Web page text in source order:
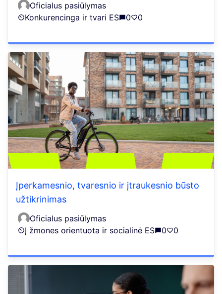
Oficialus pasiūlymas
Konkurencinga ir tvari ES
0 0
Įperkamesnio, tvaresnio ir įtraukesnio būsto
užtikrinimas
Oficialus pasiūlymas
Į žmones orientuota ir socialinė ES
0 0